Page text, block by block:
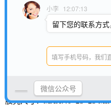
剥皮长度：A端0.1-6.0mm B端
最大插PIN数：单排20孔，最
最大插PIN色数：8色（更多颜
胶壳尺寸：MAX:40*25*25
小李 12:07:13
留下您的联系方
微信公众号